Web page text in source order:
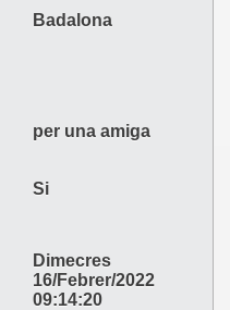
Badalona
per una amiga
Si
Dimecres
16/Febrer/2022
09:14:20